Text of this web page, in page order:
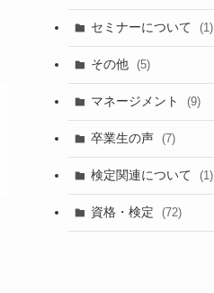
セミナーについて (1)
その他 (5)
マネージメント (9)
卒業生の声 (7)
検定関連について (1)
資格・検定 (72)